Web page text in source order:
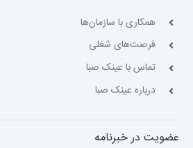
همکاری با سازمان‌ها
فرصت‌های شغلی
تماس با عینک صبا
درباره عینک صبا
عضویت در خبرنامه